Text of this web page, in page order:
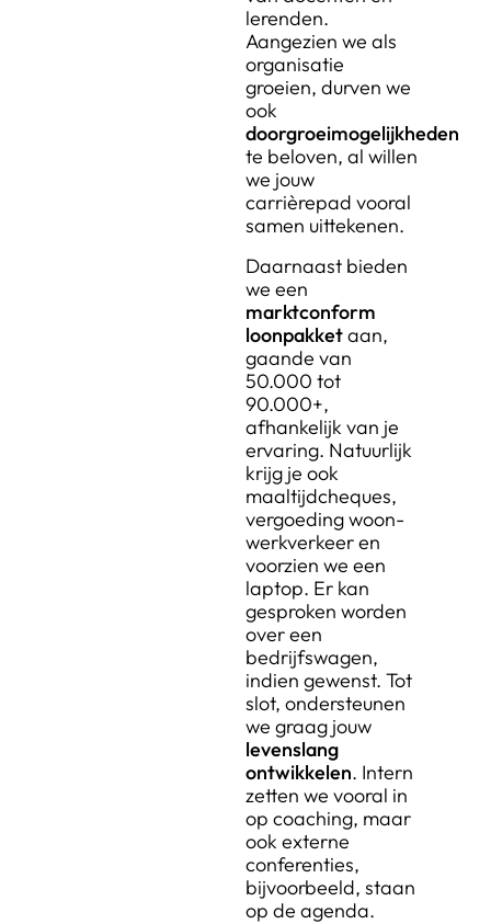
lerenden.
Aangezien we als
organisatie
groeien, durven we
ook
doorgroeimogelijkheden
te beloven, al willen
we jouw
carrièrepad vooral
samen uittekenen.
Daarnaast bieden
we een
marktconform
loonpakketaan,
gaande van
50.000 tot
90.000+,
afhankelijk van je
ervaring. Natuurlijk
krijg je ook
maaltijdcheques,
vergoeding woon-
werkverkeer en
voorzien we een
laptop. Er kan
gesproken worden
over een
bedrijfswagen,
indien gewenst. Tot
slot, ondersteunen
we graag jouw
levenslang
ontwikkelen. Intern
zetten we vooral in
op coaching, maar
ook externe
conferenties,
bijvoorbeeld, staan
op de agenda.